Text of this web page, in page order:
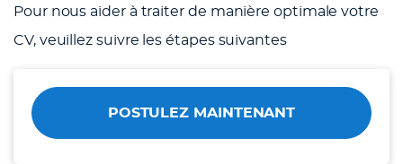
Pour nous aider à traiter de manière optimale votre
CV, veuillez suivre les étapes suivantes
POSTULEZ MAINTENANT